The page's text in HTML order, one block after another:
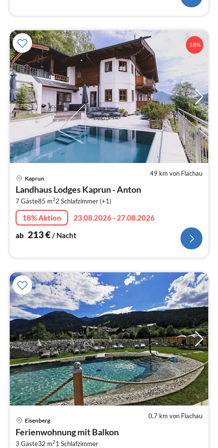
18%
49 km von Flachau
Kaprun
Landhaus Lodges Kaprun - Anton
7 Gäste85 m22 Schlafzimmer (+1)
18% Aktion
23.08.2026 - 27.08.2026
ab 213€/ Nacht
0,7 km von Flachau
Eisenberg
Ferienwohnung mit Balkon
3 Gäste32 m21 Schlafzimmer